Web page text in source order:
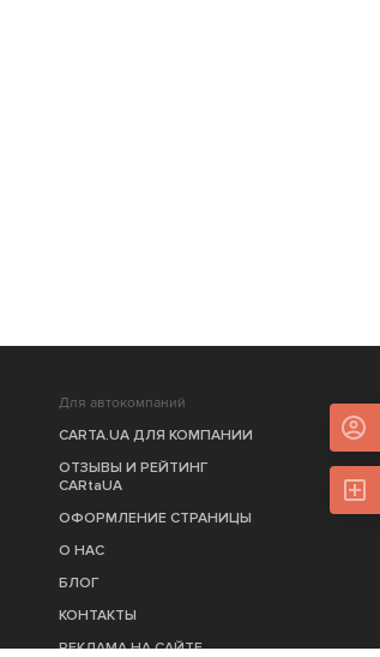
Для автокомпаний
CARTA.UA ДЛЯ КОМПАНИИ
ОТЗЫВЫ И РЕЙТИНГ
CARtaUA
ОФОРМЛЕНИЕ СТРАНИЦЫ
О НАС
БЛОГ
КОНТАКТЫ
РЕКЛАМА НА САЙТЕ